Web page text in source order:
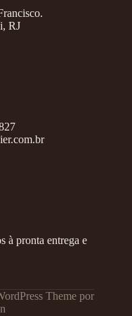
RJ
à pronta entrega e
Theme por